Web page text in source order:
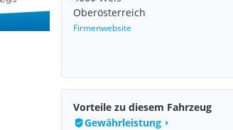
Oberösterreich
Firmenwebsite
Vorteile zu diesem Fahrzeug
Gewährleistung